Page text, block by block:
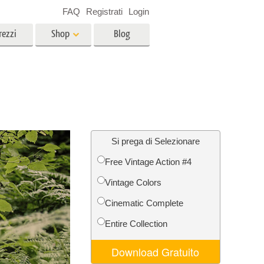
delle
Servizi Foto Restauro
Shop Blog
FAQ Registrati Login
Si prega di Selezionare
Free Vintage Action #4
Vintage Colors
Cinematic Complete
Entire Collection
Download Gratuito